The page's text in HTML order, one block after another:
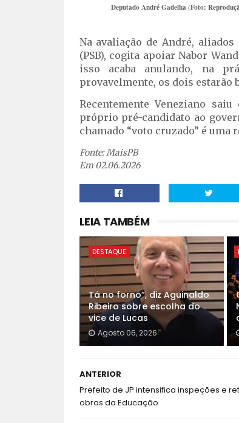
Deputado André Gadelha (Foto:
Na avaliação de André,
(PSB), cogita apoiar Nabor
isso acaba anulando, na
provavelmente, os dois estarão
Recentemente Veneziano
próprio pré-candidato ao
chamado “voto cruzado” é
Fonte: MaisPB
Em 02.06.2026
LEIA TAMBÉM
DESTAQUE
Tá no forno”, diz Aguinaldo
Ribeiro sobre escolha do
vice de Lucas
Agosto 06, 2026
ANTERIOR
Prefeito de JP intensifica inspeções e
obras da Educação